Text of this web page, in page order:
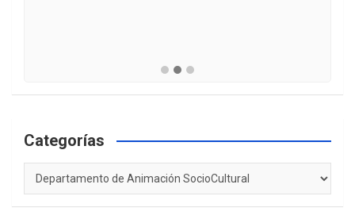
Categorías
Categorías